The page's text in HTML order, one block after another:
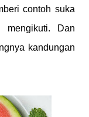
contoh suka
mengikuti. Dan
kandungan